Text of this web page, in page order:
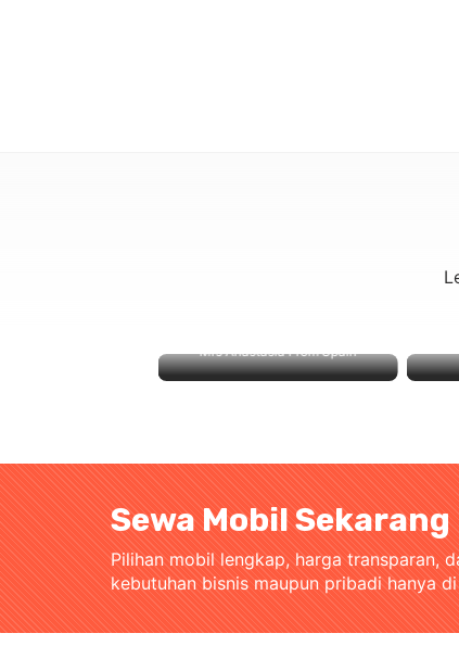
Mrs Anastasia From Spain
Sewa Mobil Sekarang
Pilihan mobil lengkap, harga transparan,
kebutuhan bisnis maupun pribadi hanya